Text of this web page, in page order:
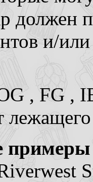
должен
и/
, FG ,